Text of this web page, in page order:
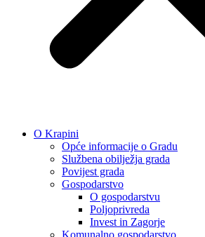
O Krapini
Opće informacije o Gradu
Službena obilježja grada
Povijest grada
Gospodarstvo
O gospodarstvu
Poljoprivreda
Invest in Zagorje
Komunalno gospodarstvo